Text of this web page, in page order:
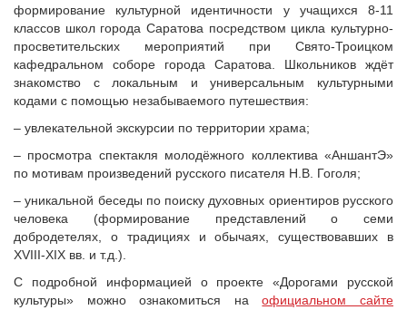
формирование культурной идентичности у учащихся 8-11
классов школ города Саратова посредством цикла культурно-
просветительских мероприятий при Свято-Троицком
кафедральном соборе города Саратова. Школьников ждёт
знакомство с локальным и универсальным культурными
кодами с помощью незабываемого путешествия:
– увлекательной экскурсии по территории храма;
– просмотра спектакля молодёжного коллектива «АншантЭ»
по мотивам произведений русского писателя Н.В. Гоголя;
– уникальной беседы по поиску духовных ориентиров русского
человека (формирование представлений о семи
добродетелях, о традициях и обычаях, существовавших в
XVIII-XIX вв. и т.д.).
С подробной информацией о проекте «Дорогами русской
культуры» можно ознакомиться наофициальном сайте